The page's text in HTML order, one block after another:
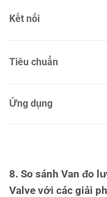
Kết nối
Tiêu chuẩn
Ứng dụng
8. So sánh Van đo
Valve với các giải